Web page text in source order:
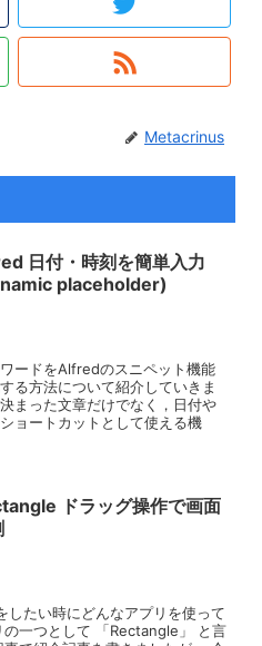
Metacrinus
日付・時刻を簡単入力
placeholder)
ードをAlfredのスニペット機能
る方法について紹介していきま
まった文章だけでなく，日付や
ョートカットとして使える機
ドラッグ操作で画面
たい時にどんなアプリを使って
一つとして 「Rectangle」 と言